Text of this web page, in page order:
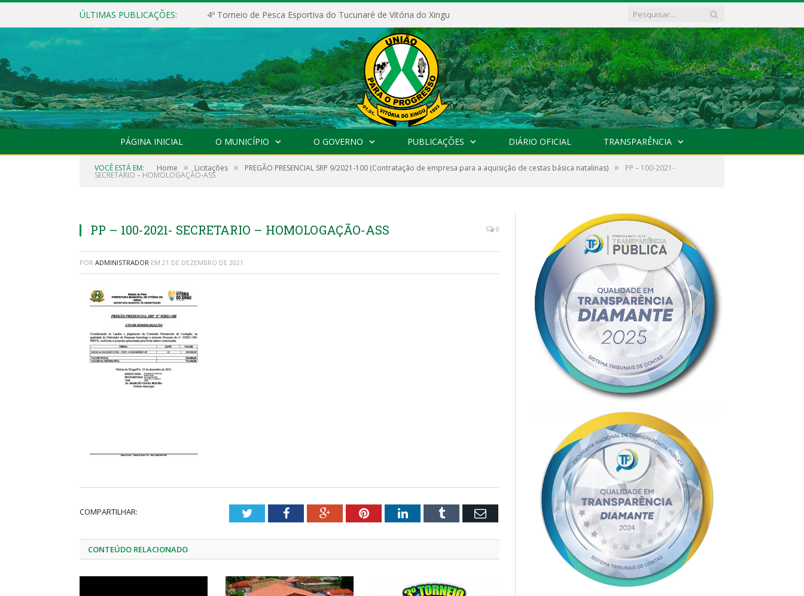
ÚLTIMAS PUBLICAÇÕES: 4º Torneio de Pesca Esportiva do Tucunaré de Vitória do Xingu
PÁGINA INICIAL O MUNICÍPIO O GOVERNO PUBLICAÇÕES DIÁRIO OFICIAL TRANSPARÊNCIA
VOCÊ ESTÁ EM: Home » Licitações » PREGÃO PRESENCIAL SRP 9/2021-100 (Contratação de empresa para a aquisição de cestas básica natalinas) » PP – 100-2021-
SECRETARIO – HOMOLOGAÇÃO-ASS
PP – 100-2021- SECRETARIO – HOMOLOGAÇÃO-ASS 0
POR ADMINISTRADOR EM 21 DE DEZEMBRO DE 2021
COMPARTILHAR: TwitterFacebookGoogle+PinterestLinkedInTumblr Email
CONTEÚDO RELACIONADO